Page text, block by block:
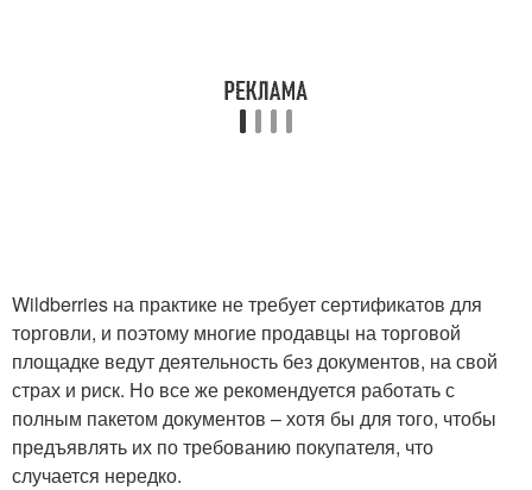
Wildberries на практике не требует сертификатов для
торговли, и поэтому многие продавцы на торговой
площадке ведут деятельность без документов, на свой
страх и риск. Но все же рекомендуется работать с
полным пакетом документов – хотя бы для того, чтобы
предъявлять их по требованию покупателя, что
случается нередко.